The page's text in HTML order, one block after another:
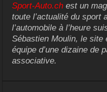
Sport-Auto.ch est un
toute l’actualité du sport
l’automobile à l’heure
Sébastien Moulin, le site
équipe d’une dizaine de
associative.